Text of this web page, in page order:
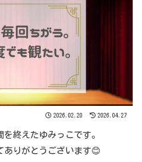
2026.02.20 2026.04.27
終えたゆみっこです。
ありがとうございます😊